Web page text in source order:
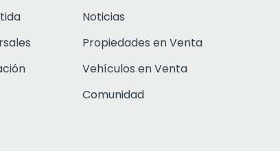
Noticias
Propiedades en Venta
Vehículos en Venta
Comunidad